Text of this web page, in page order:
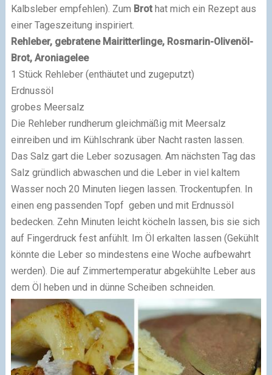
Kalbsleber empfehlen). Zum Brothat mich ein Rezept aus
einer Tageszeitung inspiriert.
Rehleber, gebratene Mairitterlinge, Rosmarin-Olivenöl-
Brot, Aroniagelee
1 Stück Rehleber (enthäutet und zugeputzt)
Erdnussöl
grobes Meersalz
Die Rehleber rundherum gleichmäßig mit Meersalz
einreiben und im Kühlschrank über Nacht rasten lassen.
Das Salz gart die Leber sozusagen. Am nächsten Tag das
Salz gründlich abwaschen und die Leber in viel kaltem
Wasser noch 20 Minuten liegen lassen. Trockentupfen. In
einen eng passenden Topf geben und mit Erdnussöl
bedecken. Zehn Minuten leicht köcheln lassen, bis sie sich
auf Fingerdruck fest anfühlt. Im Öl erkalten lassen (Gekühlt
könnte die Leber so mindestens eine Woche aufbewahrt
werden). Die auf Zimmertemperatur abgekühlte Leber aus
dem Öl heben und in dünne Scheiben schneiden.